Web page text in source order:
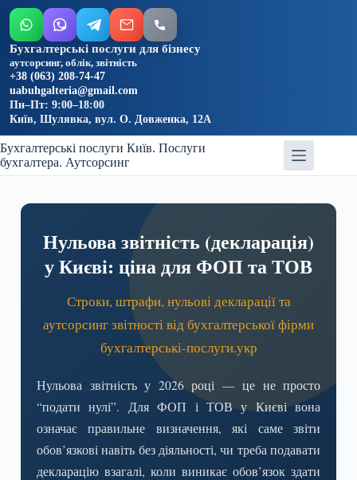
Бухгалтерські послуги для бізнесу
аутсорсинг, облік, звітність
+38 (063) 208-74-47
uabuhgalteria@gmail.com
Пн–Пт: 9:00–18:00
Київ, Шулявка, вул. О. Довженка, 12А
Бухгалтерські послуги Київ. Послуги
бухгалтера. Аутсорсинг
Нульова звітність (декларація)
у Києві: ціна для ФОП та ТОВ
Строки, штрафи, нульові декларації та
аутсорсинг звітності від бухгалтерської фірми
бухгалтерські-послуги.укр
Нульова звітність у 2026 році — це не просто
“подати нулі”. Для ФОП і ТОВ у Києві вона
означає правильне визначення, які саме звіти
обов’язкові навіть без діяльності, чи треба подавати
декларацію взагалі, коли виникає обов’язок здати